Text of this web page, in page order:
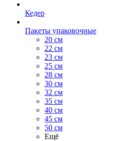
Кедер
Пакеты упаковочные
20 см
22 см
23 см
25 см
28 см
30 см
32 см
35 см
40 см
45 см
50 см
Ещё